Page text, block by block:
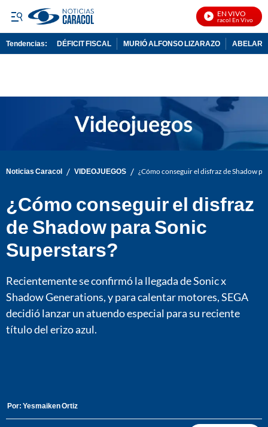
EN VIVO
Noticias Caracol En Vivo
Tendencias: DÉFICIT FISCAL MURIÓ ALFONSO LIZARAZO
Noticias Caracol / VIDEOJUEGOS / ¿Cómo conseguir el disfraz de Shadow
¿Cómo conseguir el disfraz
de Shadow para Sonic
Superstars?
Recientemente se confirmó la llegada de Sonic x
Shadow Generations, y para calentar motores, SEGA
decidió lanzar un atuendo especial para su reciente
título del erizo azul.
Por: Yesmaiken Ortiz